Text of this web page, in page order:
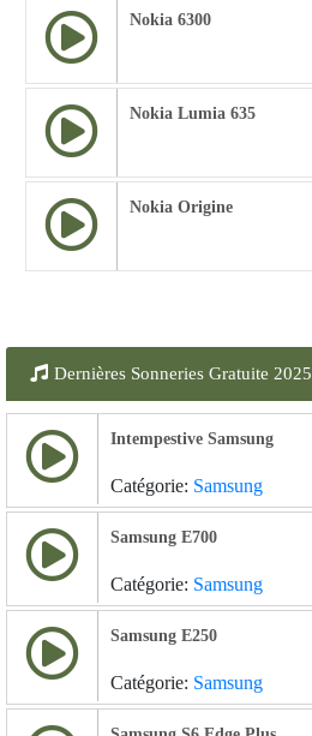
Nokia 6300
Nokia Lumia 635
Nokia Origine
Dernières Sonneries Gratuite 2025
Intempestive Samsung
Catégorie: Samsung
Samsung E700
Catégorie: Samsung
Samsung E250
Catégorie: Samsung